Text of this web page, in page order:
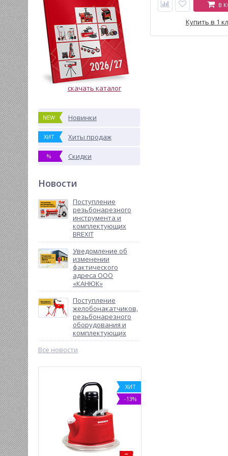
скачать каталог
NEW Новинки
ХИТ Хиты продаж
% Скидки
Новости
Поступление
резьбонарезного
инструмента и
комплектующих
BREXIT
Уведомление об
изменении
фактического
адреса ООО
«КАНЮК»
Поступление
желобонакатчиков,
резьбонарезного
оборудования и
комплектующих
Все новости
ХИТ
-13%
%
направляющими,
рукояткой и
перегрузок.
В
Купить в 1